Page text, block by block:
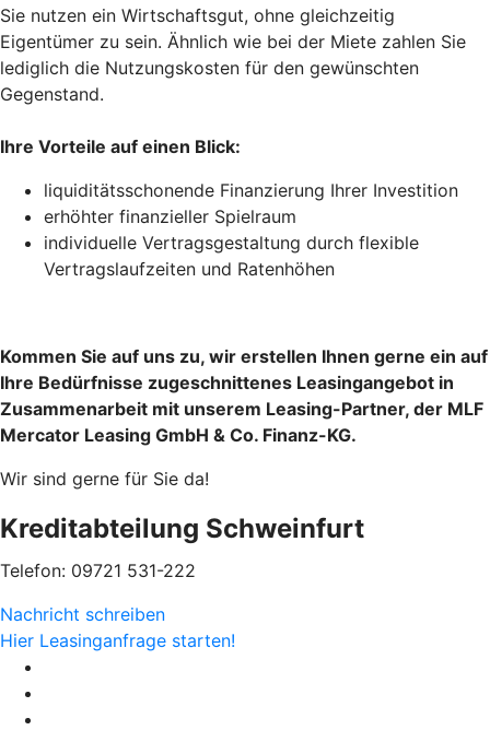
Sie nutzen ein Wirtschaftsgut, ohne gleichzeitig
Eigentümer zu sein. Ähnlich wie bei der Miete zahlen Sie
lediglich die Nutzungskosten für den gewünschten
Gegenstand.
Ihre Vorteile auf einen Blick:
liquiditätsschonende Finanzierung Ihrer Investition
erhöhter finanzieller Spielraum
individuelle Vertragsgestaltung durch flexible
Vertragslaufzeiten und Ratenhöhen
Kommen Sie auf uns zu, wir erstellen Ihnen gerne ein auf
Ihre Bedürfnisse zugeschnittenes Leasingangebot in
Zusammenarbeit mit unserem Leasing-Partner, der MLF
Mercator Leasing GmbH & Co. Finanz-KG.
Wir sind gerne für Sie da!
Kreditabteilung Schweinfurt
Telefon: 09721 531-222
Nachricht schreiben
Hier Leasinganfrage starten!